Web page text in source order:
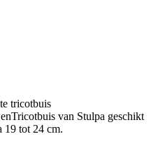
tricotbuis
van Stulpa geschikt
19 tot 24 cm.